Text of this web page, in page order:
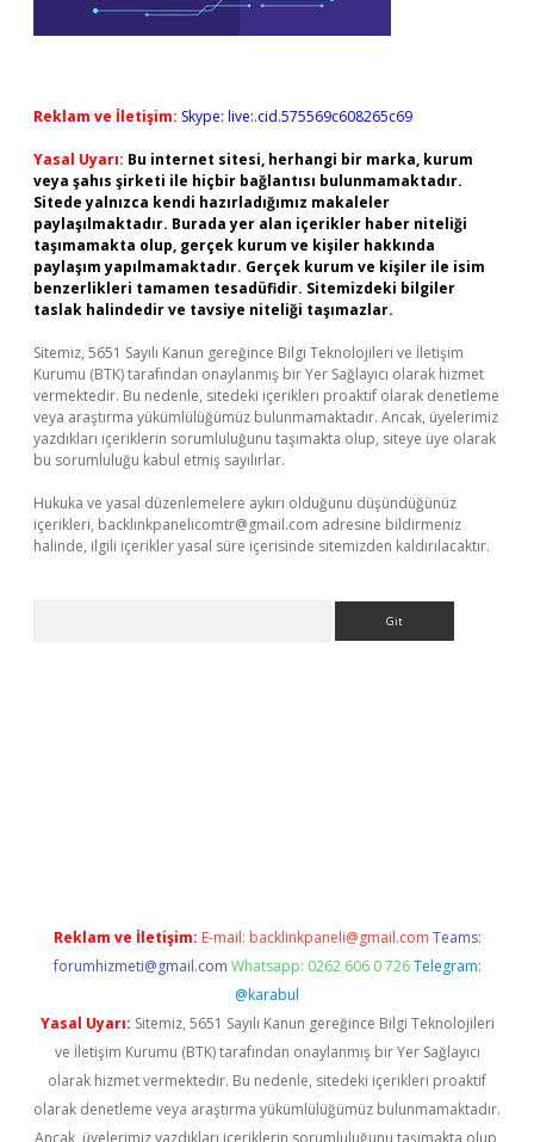
Reklam ve İletişim: Skype: live:.cid.575569c608265c69
Yasal Uyarı: Bu internet sitesi, herhangi bir marka, kurum
veya şahıs şirketi ile hiçbir bağlantısı bulunmamaktadır.
Sitede yalnızca kendi hazırladığımız makaleler
paylaşılmaktadır. Burada yer alan içerikler haber niteliği
taşımamakta olup, gerçek kurum ve kişiler hakkında
paylaşım yapılmamaktadır. Gerçek kurum ve kişiler ile isim
benzerlikleri tamamen tesadüfidir. Sitemizdeki bilgiler
taslak halindedir ve tavsiye niteliği taşımazlar.
Sitemiz, 5651 Sayılı Kanun gereğince Bilgi Teknolojileri ve İletişim
Kurumu (BTK) tarafından onaylanmış bir Yer Sağlayıcı olarak hizmet
vermektedir. Bu nedenle, sitedeki içerikleri proaktif olarak denetleme
veya araştırma yükümlülüğümüz bulunmamaktadır. Ancak, üyelerimiz
yazdıkları içeriklerin sorumluluğunu taşımakta olup, siteye üye olarak
bu sorumluluğu kabul etmiş sayılırlar.
Hukuka ve yasal düzenlemelere aykırı olduğunu düşündüğünüz
içerikleri, backlinkpanelicomtr@gmail.com adresine bildirmeniz
halinde, ilgili içerikler yasal süre içerisinde sitemizden kaldırılacaktır.
Reklam ve İletişim: E-mail: backlinkpaneli@gmail.com Teams:
forumhizmeti@gmail.com Whatsapp: 0262 606 0 726 Telegram:
@karabul
Yasal Uyarı: Sitemiz, 5651 Sayılı Kanun gereğince Bilgi Teknolojileri
ve İletişim Kurumu (BTK) tarafından onaylanmış bir Yer Sağlayıcı
olarak hizmet vermektedir. Bu nedenle, sitedeki içerikleri proaktif
olarak denetleme veya araştırma yükümlülüğümüz bulunmamaktadır.
Ancak, üyelerimiz yazdıkları içeriklerin sorumluluğunu taşımakta olup,